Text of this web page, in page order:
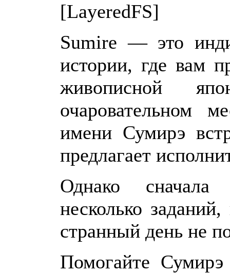
[LayeredFS]
Sumire — это
истории, где вам
живописной
очаровательном
имени Сумирэ
предлагает
Однако
несколько
странный день не
Помогайте